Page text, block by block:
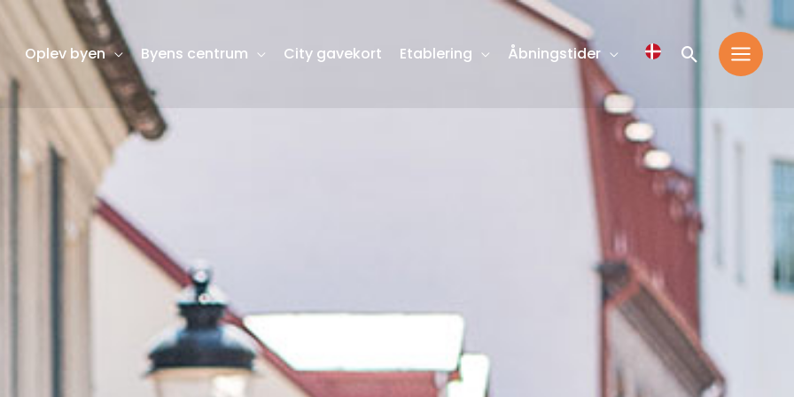
Oplev byen Byens centrum City gavekort Etablering Åbningstider
Søg